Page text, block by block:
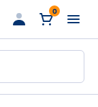
0